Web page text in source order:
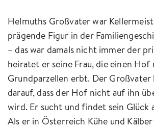
Helmuths Großvater war
prägende Figur in der
– das war damals nicht immer der
heiratet er seine Frau, die einen
Grundparzellen erbt. Der Großvater
darauf, dass der Hof nicht auf ihn
wird. Er sucht und findet sein Glück
Als er in Österreich Kühe und